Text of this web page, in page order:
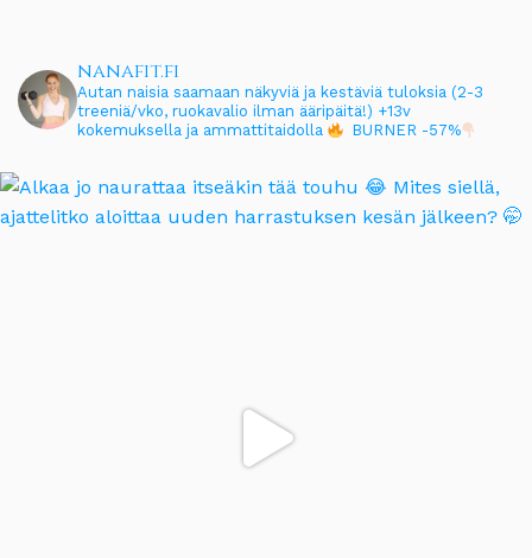
nanafit.fi
Autan naisia saamaan näkyviä ja kestäviä tuloksia (2-3
treeniä/vko, ruokavalio ilman ääripäitä!) +13v
kokemuksella ja ammattitaidolla
BURNER -57%